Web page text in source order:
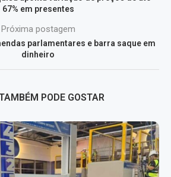
67% em presentes
Próxima postagem
parlamentares e barra saque em
dinheiro
PODE GOSTAR